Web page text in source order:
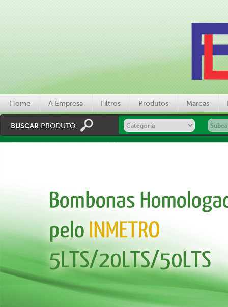
Home A Empresa Filtros Produtos Marcas
BUSCAR PRODUTO